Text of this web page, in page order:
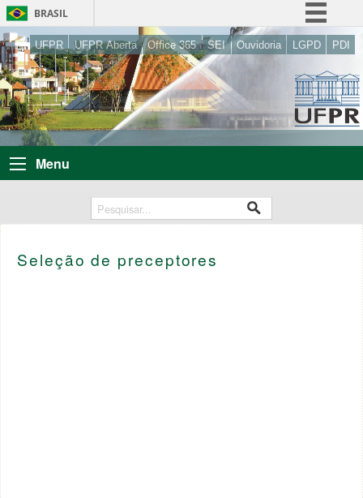
BRASIL
Simplifique!
Comunica BR
Participe
Acesso à informação
Legislação
UFPR UFPR Aberta Office 365 SEI Ouvidoria LGPD PDI
Menu
Seleção de preceptores